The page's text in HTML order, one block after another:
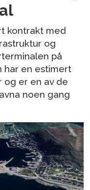
kontrakt med
og
på
har en estimert
og er en av de
noen gang